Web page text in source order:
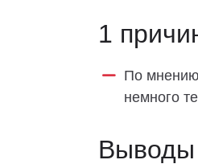
1
По мнению
немного
Выводы